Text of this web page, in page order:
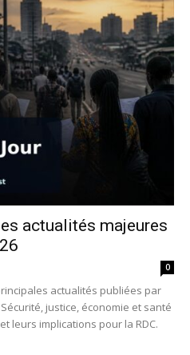
actualités majeures
0
actualités publiées par
justice, économie et santé
leurs implications pour la RDC.